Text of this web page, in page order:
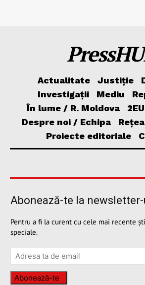
Actualitate Justiție
Investigații
Mediu
În lume / R. Moldova
Despre noi / Echipa
Proiecte editoriale
Abonează-te la
Pentru a fi la curent cu cele mai recente
speciale.
Abonează-te